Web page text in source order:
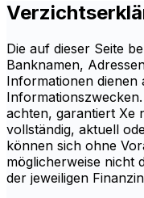
Die auf dieser Seite
Banknamen,
Informationen dienen
achten, garantiert Xe
vollständig, aktuell
können sich ohne
möglicherweise nicht
der jeweiligen